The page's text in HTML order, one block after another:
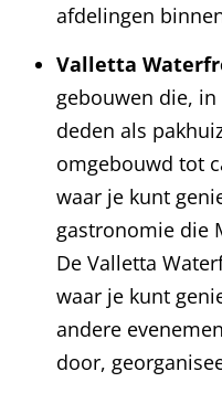
afdelingen
Valletta
gebouwen die,
deden als
omgebouwd tot
waar je kunt
gastronomie die
De Valletta
waar je kunt
andere
door,